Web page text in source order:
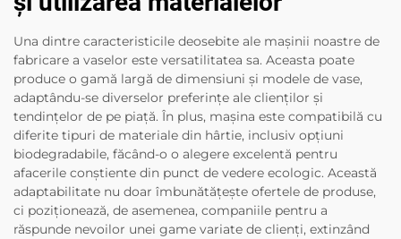
Una dintre caracteristicile deosebite ale mașinii noastre de
fabricare a vaselor este versatilitatea sa. Aceasta poate
produce o gamă largă de dimensiuni și modele de vase,
adaptându-se diverselor preferințe ale clienților și
tendințelor de pe piață. În plus, mașina este compatibilă cu
diferite tipuri de materiale din hârtie, inclusiv opțiuni
biodegradabile, făcând-o o alegere excelentă pentru
afacerile conștiente din punct de vedere ecologic. Această
adaptabilitate nu doar îmbunătățește ofertele de produse,
ci poziționează, de asemenea, companiile pentru a
răspunde nevoilor unei game variate de clienți, extinzând